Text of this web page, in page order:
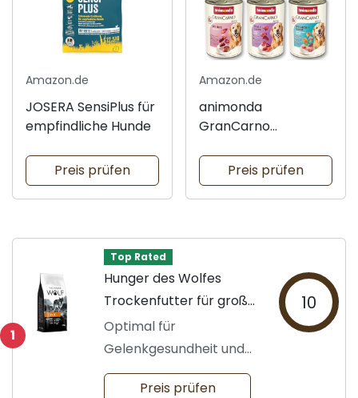
Amazon.de
JOSERA SensiPlus für
empfindliche Hunde
Preis prüfen
Amazon.de
animonda
GranCarno
Preis prüfen
1
Top Rated
Hunger des Wolfes
Trockenfutter für große
Hunde
Optimal für
Gelenkgesundheit und
Haut
10
Preis prüfen